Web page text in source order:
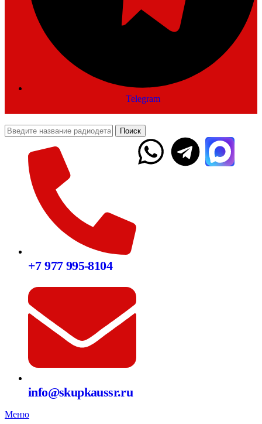
Telegram
Поиск
+7 977 995-8104
info@skupkaussr.ru
Меню